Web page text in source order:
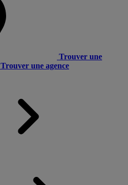
Trouver une
Trouver une agence